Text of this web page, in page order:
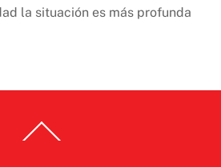
la situación es más profunda
To